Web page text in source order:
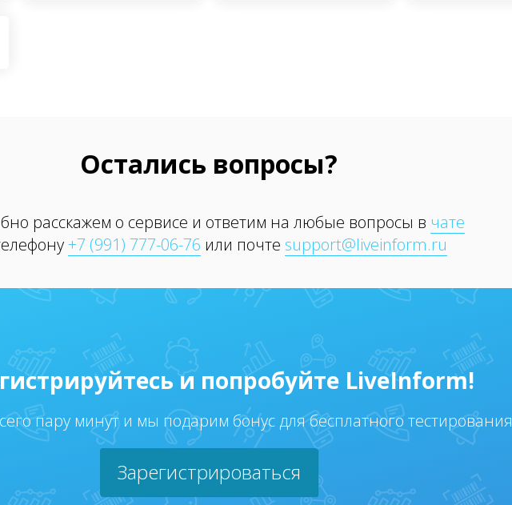
Остались вопросы?
расскажем о сервисе и ответим на любые вопросы в чате
+7 (991) 777-06-76 или почте support@liveinform.ru
и попробуйте LiveInform!
пару минут и мы подарим бонус для бесплатного тестирования
Зарегистрироваться